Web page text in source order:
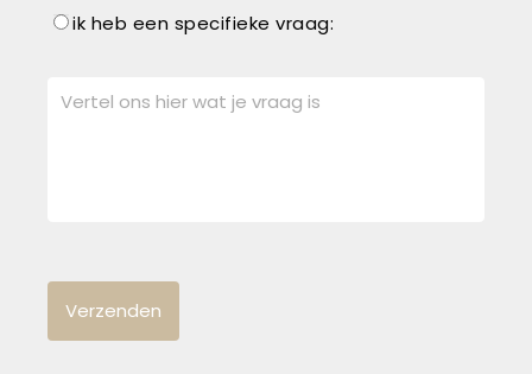
ik heb een specifieke vraag: